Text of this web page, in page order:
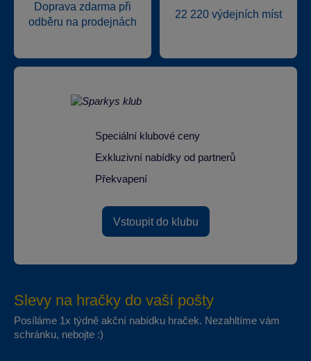
Doprava zdarma při
odběru na prodejnách
22 220 výdejních míst
Speciální klubové ceny
Exkluzivní nabídky od partnerů
Překvapení
Vstoupit do klubu
Slevy na hračky do vaší pošty
Posíláme 1x týdně akční nabídku hraček. Nezahltíme vám
schránku, nebojte :)